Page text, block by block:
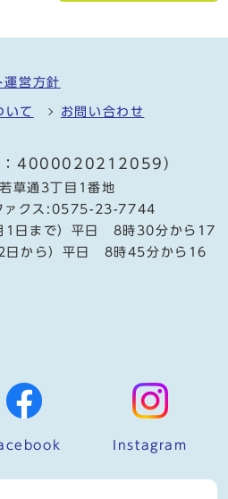
運営方針
いて お問い合わせ
：4000020212059）
草通3丁目1番地
ァクス:0575-23-7744
1日まで）平日 8時30分から17
日から）平日 8時45分から16
Instagram